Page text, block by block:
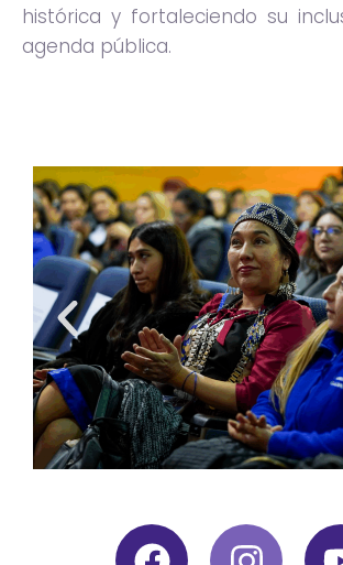
histórica y fortaleciendo su
agenda pública.